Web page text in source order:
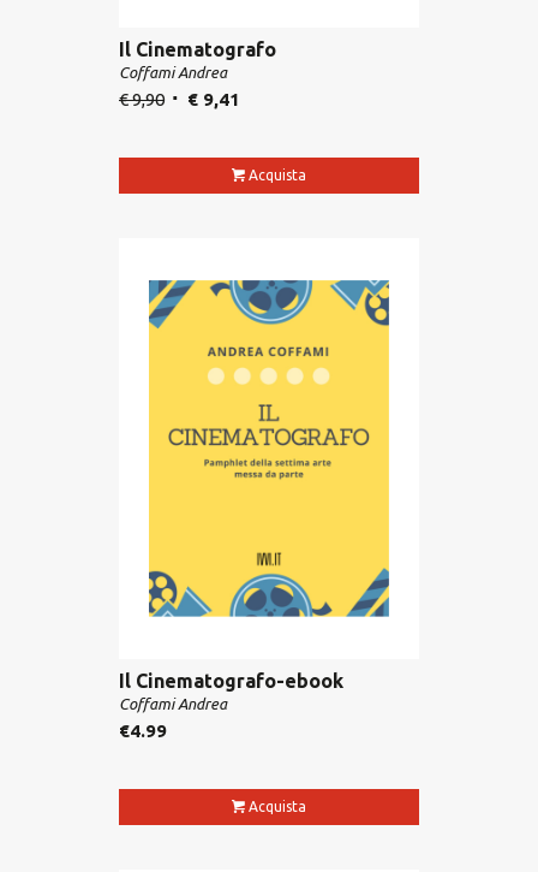
Il Cinematografo
Coffami Andrea
€9,90 €9,41
Acquista
Il Cinematografo-ebook
Coffami Andrea
€4.99
Acquista